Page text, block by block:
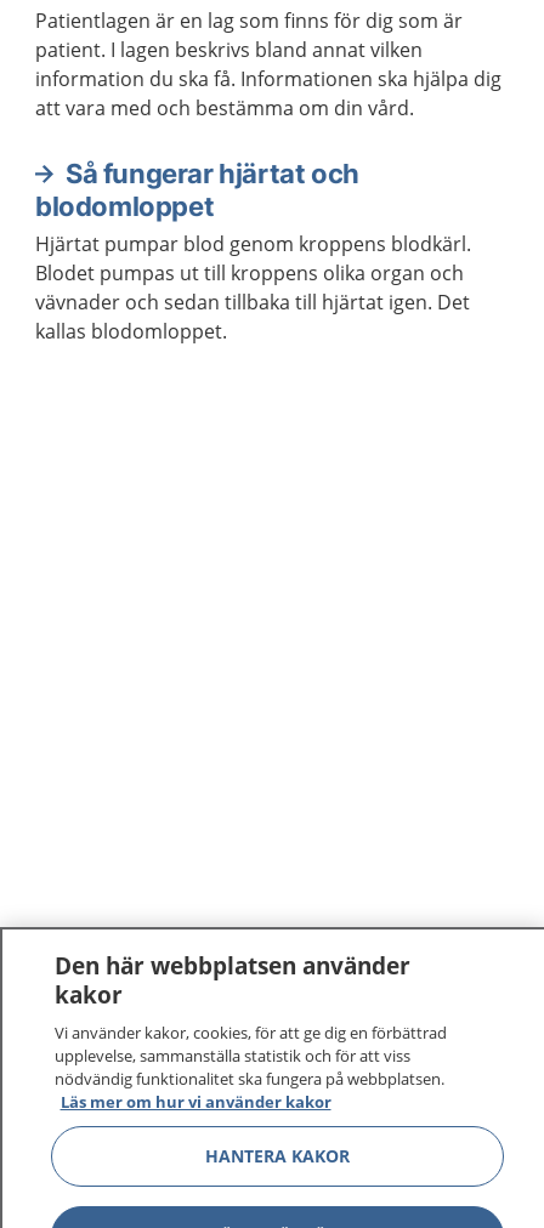
Patientlagen är en lag som finns för dig som är
patient. I lagen beskrivs bland annat vilken
information du ska få. Informationen ska hjälpa dig
att vara med och bestämma om din vård.
Så fungerar hjärtat och
blodomloppet
Hjärtat pumpar blod genom kroppens blodkärl.
Blodet pumpas ut till kroppens olika organ och
vävnader och sedan tillbaka till hjärtat igen. Det
kallas blodomloppet.
1177–tryggt om din hälsa och vård
På 1177.se får du råd om hälsa och information om
sjukdomar och vilka mottagningar du kan kontakta.
Den här webbplatsen använder
kakor
Vi använder kakor, cookies, för att ge dig en förbättrad
upplevelse, sammanställa statistik och för att viss
nödvändig funktionalitet ska fungera på webbplatsen.
Läs mer om hur vi använder kakor
HANTERA KAKOR